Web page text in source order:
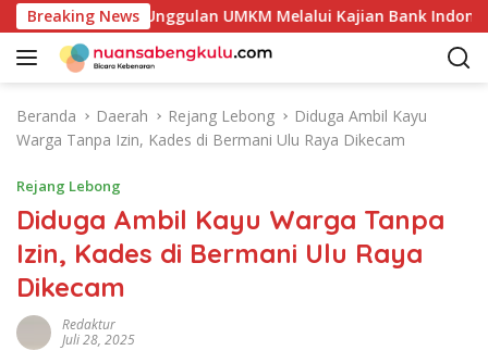
a
Breaking News
Produk Unggulan UMKM Melalui Kajian Bank Indonesia
Beranda Daerah Rejang Lebong
Diduga Ambil Kayu
Warga Tanpa Izin, Kades di Bermani Ulu Raya Dikecam
Rejang Lebong
Diduga Ambil Kayu Warga Tanpa
Izin, Kades di Bermani Ulu Raya
Dikecam
Redaktur
Juli 28, 2025